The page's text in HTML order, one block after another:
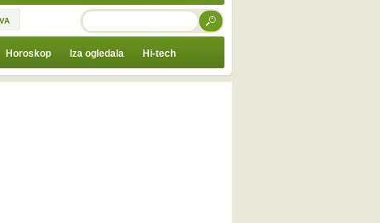
TRAŽI
Horoskop Iza ogledala Hi-tech